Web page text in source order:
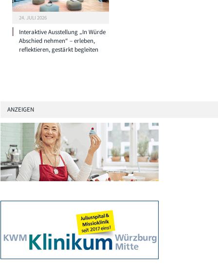
24. JULI 2026
Interaktive Ausstellung „In Würde
Abschied nehmen“ – erleben,
reflektieren, gestärkt begleiten
ANZEIGEN